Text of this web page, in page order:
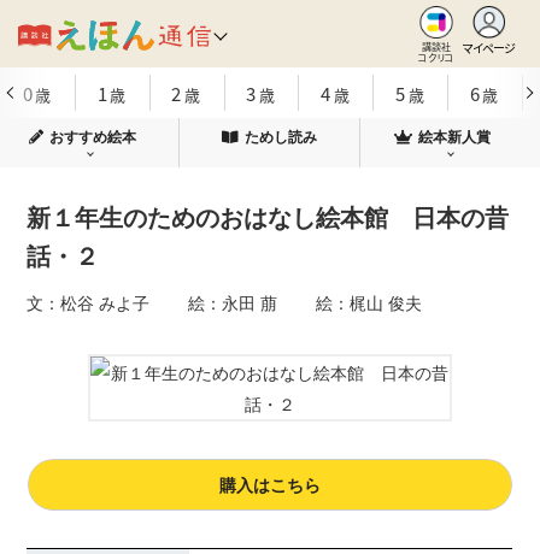
講談社
コクリコ
マイページ
0歳 1歳 2 歳 3歳 4歳 5歳 6歳
おすすめ絵本 ためし読み 絵本新人賞
新１年生のためのおはなし絵本館 日本の昔
話・２
文：松谷 みよ子 絵：永田 萠 絵：梶山 俊夫
購入はこちら